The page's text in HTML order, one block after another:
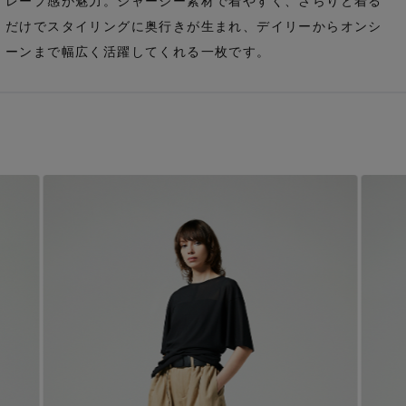
だけでスタイリングに奥行きが生まれ、デイリーからオンシ
ーンまで幅広く活躍してくれる一枚です。